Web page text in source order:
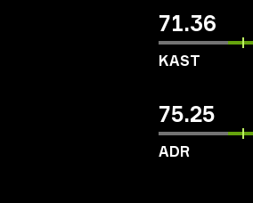
71.36
KAST
75.25
ADR